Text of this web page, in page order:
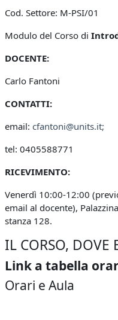
Cod. Settore: M-PSI/01
Modulo del Corso di
DOCENTE:
Carlo Fantoni
CONTATTI:
email: cfantoni@units.it;
tel: 0405588771
RICEVIMENTO:
Venerdì 10:00-12:00
email al docente),
stanza 128.
IL CORSO, DOVE
Link a tabella
Orari e Aula